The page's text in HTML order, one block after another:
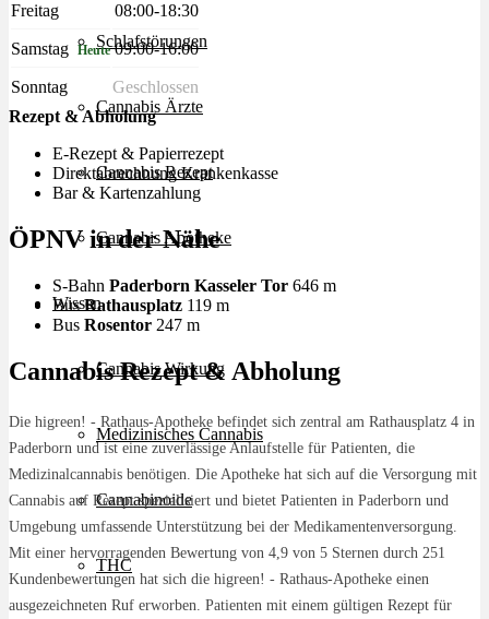
Schlafstörungen
Cannabis Ärzte
Cannabis Rezept
Cannabis Apotheke
Wissen
Cannabis Wirkung
Medizinisches Cannabis
Cannabinoide
THC
Freitag 08:00-18:30
Samstag Heute 09:00-16:00
Sonntag
Geschlossen
Rezept & Abholung
E-Rezept & Papierrezept
Direktabrechnung Krankenkasse
Bar & Kartenzahlung
ÖPNV in der Nähe
S-Bahn Paderborn Kasseler Tor 646 m
Bus Rathausplatz 119 m
Bus Rosentor 247 m
Cannabis Rezept & Abholung
Die higreen! - Rathaus-Apotheke befindet sich zentral am Rathausplatz 4 in
Paderborn und ist eine zuverlässige Anlaufstelle für Patienten, die
Medizinalcannabis benötigen. Die Apotheke hat sich auf die Versorgung mit
Cannabis auf Rezept spezialisiert und bietet Patienten in Paderborn und
Umgebung umfassende Unterstützung bei der Medikamentenversorgung.
Mit einer hervorragenden Bewertung von 4,9 von 5 Sternen durch 251
Kundenbewertungen hat sich die higreen! - Rathaus-Apotheke einen
ausgezeichneten Ruf erworben. Patienten mit einem gültigen Rezept für